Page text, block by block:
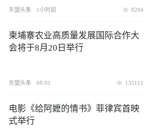
东盟头条 1小时前 8204
柬埔寨农业高质量发展国际合作大
会将于8月20日举行
东盟头条 08-01 135111
电影《给阿嬷的情书》菲律宾首映
式举行